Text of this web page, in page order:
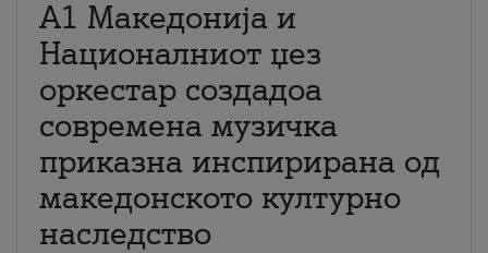
А1 Македонија и
Националниот џез
оркестар создадоа
современа музичка
приказна инспирирана од
македонското културно
наследство